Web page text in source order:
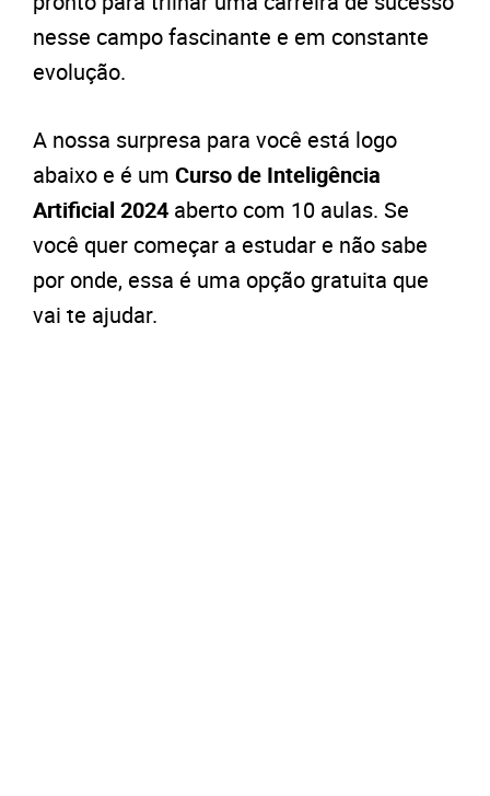
nesse campo fascinante e em constante
evolução.
A nossa surpresa para você está logo
abaixo e é um Curso de Inteligência
Artificial 2024 aberto com 10 aulas. Se
você quer começar a estudar e não sabe
por onde, essa é uma opção gratuita que
vai te ajudar.